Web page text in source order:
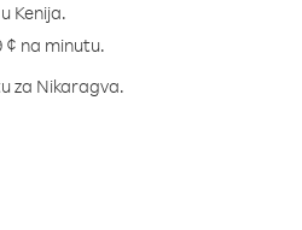
Kenija.
¢ na minutu.
za Nikaragva.